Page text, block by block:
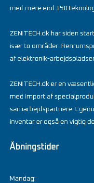
med mere end 150
ZENITECH.dk har siden
især to områder:
af elektronik-
ZENITECH.dk er en
med import af
samarbejdspartnere.
inventar er også en vigtig
Åbningstider
Mandag: